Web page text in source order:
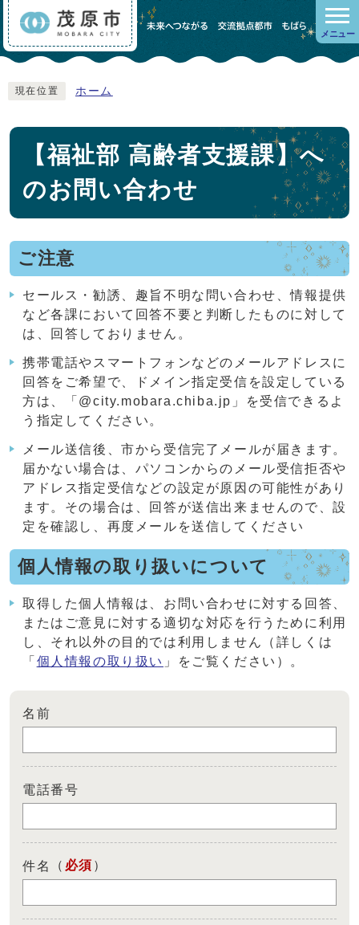
メニュー
現在位置 ホーム
【福祉部 高齢者支援課】へ
のお問い合わせ
ご注意
セールス・勧誘、趣旨不明な問い合わせ、情報提供
など各課において回答不要と判断したものに対して
は、回答しておりません。
携帯電話やスマートフォンなどのメールアドレスに
回答をご希望で、ドメイン指定受信を設定している
方は、「@city.mobara.chiba.jp」を受信できるよ
う指定してください。
メール送信後、市から受信完了メールが届きます。
届かない場合は、パソコンからのメール受信拒否や
アドレス指定受信などの設定が原因の可能性があり
ます。その場合は、回答が送信出来ませんので、設
定を確認し、再度メールを送信してください
個人情報の取り扱いについて
取得した個人情報は、お問い合わせに対する回答、
またはご意見に対する適切な対応を行うために利用
し、それ以外の目的では利用しません（詳しくは
「 個人情報の取り扱い 」をご覧ください）。
名前
電話番号
件名 （ 必須 ）